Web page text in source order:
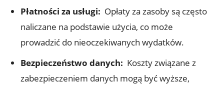
Płatności za usługi: ⁢ Opłaty za zasoby są często​
naliczane ⁢na podstawie użycia, co może
⁣prowadzić ​do⁢ nieoczekiwanych wydatków.
Bezpieczeństwo danych: ⁣ Koszty ‍związane z
⁢zabezpieczeniem danych mogą być wyższe,​